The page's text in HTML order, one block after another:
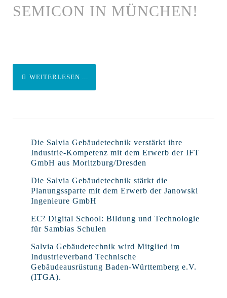
SEMICON IN MÜNCHEN!
WEITERLESEN ...
Die Salvia Gebäudetechnik verstärkt ihre
Industrie-Kompetenz mit dem Erwerb der IFT
GmbH aus Moritzburg/Dresden
Die Salvia Gebäudetechnik stärkt die
Planungssparte mit dem Erwerb der Janowski
Ingenieure GmbH
EC² Digital School: Bildung und Technologie
für Sambias Schulen
Salvia Gebäudetechnik wird Mitglied im
Industrieverband Technische
Gebäudeausrüstung Baden-Württemberg e.V.
(ITGA).